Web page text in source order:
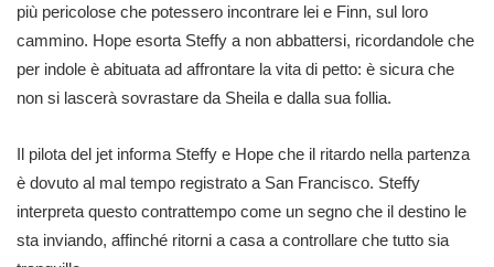
più pericolose che potessero incontrare lei e Finn, sul loro
cammino. Hope esorta Steffy a non abbattersi, ricordandole che
per indole è abituata ad affrontare la vita di petto: è sicura che
non si lascerà sovrastare da Sheila e dalla sua follia.
Il pilota del jet informa Steffy e Hope che il ritardo nella partenza
è dovuto al mal tempo registrato a San Francisco. Steffy
interpreta questo contrattempo come un segno che il destino le
sta inviando, affinché ritorni a casa a controllare che tutto sia